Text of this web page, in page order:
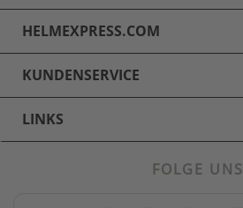
HELMEXPRESS.COM
KUNDENSERVICE
LINKS
FOLGE UNS